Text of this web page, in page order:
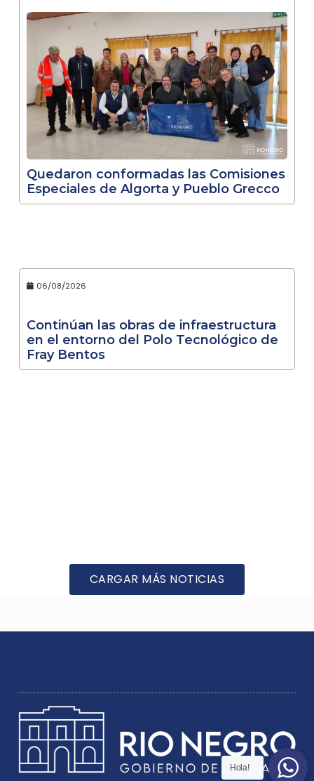
Quedaron conformadas las Comisiones
Especiales de Algorta y Pueblo Grecco
06/08/2026
Continúan las obras de infraestructura
en el entorno del Polo Tecnológico de
Fray Bentos
CARGAR MÁS NOTICIAS
Hola!